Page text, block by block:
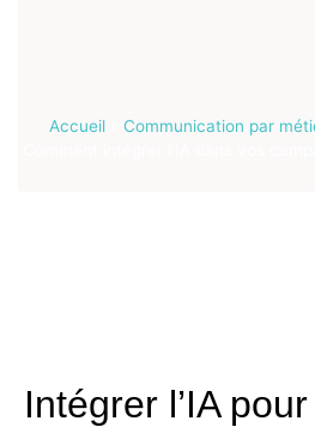
Accueil» Communication par
Intégrer l’IA pour